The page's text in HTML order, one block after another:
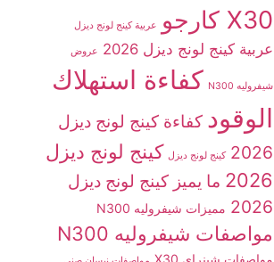
X30 كارجو
عربية كينج لونج ديزل
عربية كينج لونج ديزل 2026 عروض
شيفروليه N300
كفاءة استهلاك
الوقود كفاءة كينج لونج ديزل
2026 كينج لونج ديزل كينج لونج ديزل
2026 ما يميز كينج لونج ديزل
2026 مميزات شيفروليه N300
مواصفات شيفروليه N300
مواصفات شينراي X30